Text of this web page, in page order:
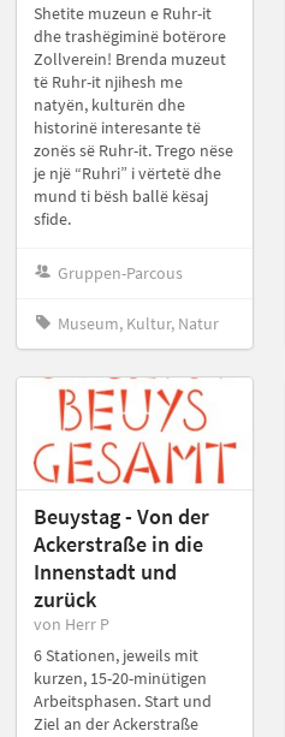
Shetite muzeun e Ruhr-it
dhe trashëgiminë botërore
Zollverein! Brenda muzeut
të Ruhr-it njihesh me
natyën, kulturën dhe
historinë interesante të
zonës së Ruhr-it. Trego nëse
je një “Ruhri” i vërtetë dhe
mund ti bësh ballë kësaj
sfide.
Gruppen-Parcous
Museum, Kultur, Natur
Beuystag - Von der
Ackerstraße in die
Innenstadt und
zurück
von Herr P
6 Stationen, jeweils mit
kurzen, 15-20-minütigen
Arbeitsphasen. Start und
Ziel an der Ackerstraße